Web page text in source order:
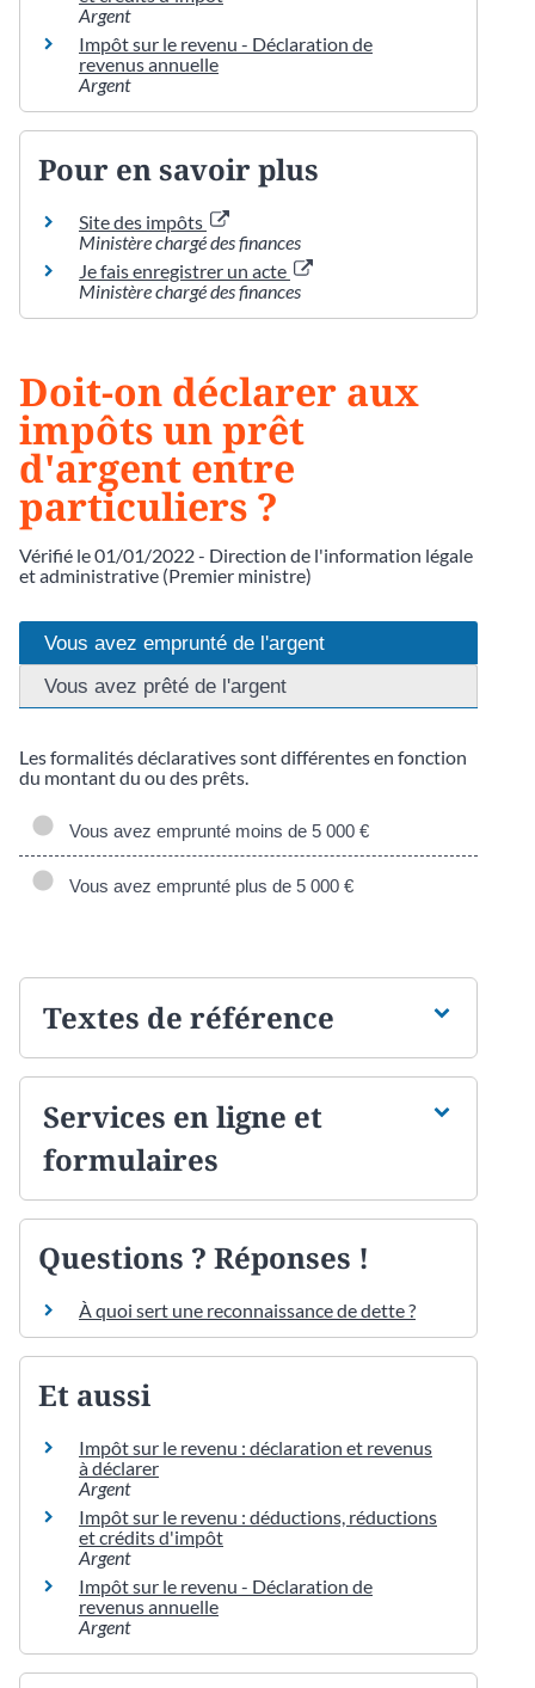
Argent
Impôt sur le revenu - Déclaration de
revenus annuelle
Argent
Pour en savoir plus
Site des impôts
Ministère chargé des finances
Je fais enregistrer un acte
Ministère chargé des finances
Doit-on déclarer aux
impôts un prêt
d'argent entre
particuliers ?
Vérifié le 01/01/2022 - Direction de l'information légale
et administrative (Premier ministre)
Vous avez emprunté de l'argent
Vous avez prêté de l'argent
Les formalités déclaratives sont différentes en fonction
du montant du ou des prêts.
Vous avez emprunté moins de 5 000 €
Vous avez emprunté plus de 5 000 €
Textes de référence
Services en ligne et
formulaires
Questions ? Réponses !
À quoi sert une reconnaissance de dette ?
Et aussi
Impôt sur le revenu : déclaration et revenus
à déclarer
Argent
Impôt sur le revenu : déductions, réductions
et crédits d'impôt
Argent
Impôt sur le revenu - Déclaration de
revenus annuelle
Argent